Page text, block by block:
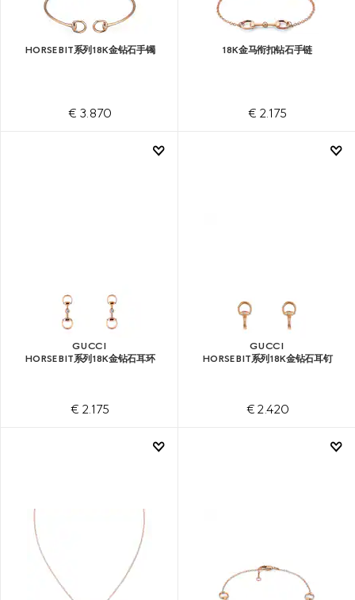
HORSEBIT系列18K金钻石手镯
€ 3.870
18K金马衔扣钻石手链
€ 2.175
GUCCI
HORSEBIT系列18K金钻石耳环
€ 2.175
GUCCI
HORSEBIT系列18K金钻石耳钉
€ 2.420